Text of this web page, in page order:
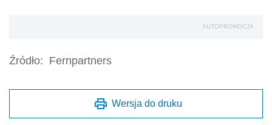
AUTOPROMOCJA
Źródło: Fernpartners
Wersja do druku